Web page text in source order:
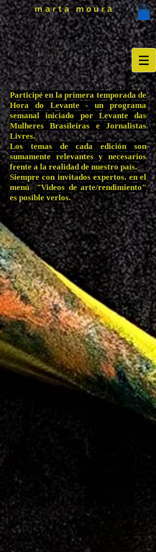
marta moura
Participé en la primera temporada de
Hora do Levante - un programa
semanal iniciado por Levante das
Mulheres Brasileiras e Jornalistas
Livres.
Los temas de cada edición son
sumamente relevantes y necesarios
frente a la realidad de nuestro país.
Siempre con invitados expertos. en el
menú
"Videos de arte/rendimiento"
es posible verlos.